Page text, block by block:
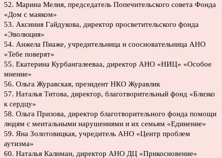
52. Марина Мелия, председатель Попечительского совета Фонда
«Дом с маяком»
53. Аксиния Гайдукова, директор просветительского фонда
«Эволюция»
54. Анжела Пиаже, учредительница и соосновательница АНО
«Тебе поверят»
55. Екатерина Курбангалееваа, директор АНО «НИЦ» «Особое
мнение»
56. Ольга Журавская, президент НКО Журавлик
57. Наталья Титова, директор, благотворительный фонд «Близко
к сердцу»
58. Ольга Призова, директор благотворительного фонда помощи
людям с ментальными нарушениями и их семьям «Единение»
59. Яна Золотовицкая, учредитель АНО «Центр проблем
аутизма»
60. Наталья Калиман, директор АНО ДЦ «Прикосновение»